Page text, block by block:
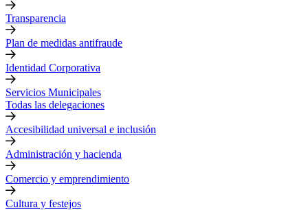
Transparencia
Plan de medidas antifraude
Identidad Corporativa
Servicios Municipales
Todas las delegaciones
Accesibilidad universal e inclusión
Administración y hacienda
Comercio y emprendimiento
Cultura y festejos